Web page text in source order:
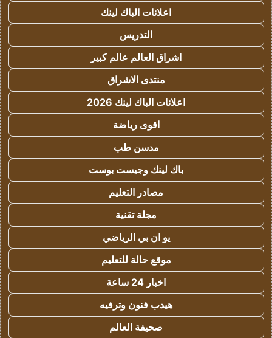
اعلانات الباك لينك
التدريس
اشراق العالم عالم كبير
منتدى الاشراق
اعلانات الباك لينك 2026
اقوى رياضة
مدسن طب
باك لينك وجيست بوست
مصادر التعليم
مجلة تقنية
يو ان بي الرياضي
موقع حالة للتعليم
اخبار 24 ساعة
هيدب فنون وترفيه
صحيفة العالم